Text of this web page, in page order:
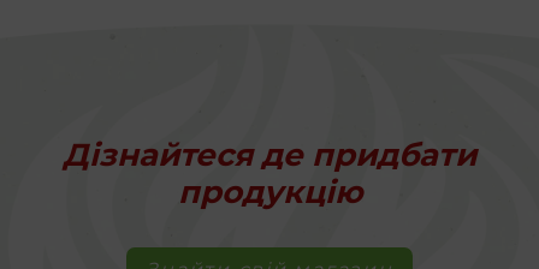
Дізнайтеся де придбати
продукцію